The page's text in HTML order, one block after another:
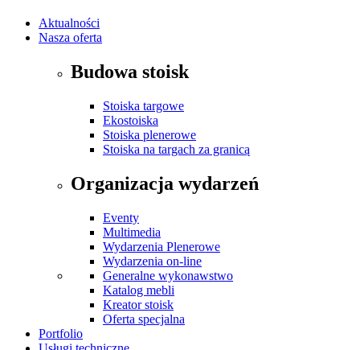
Aktualności
Nasza oferta
Budowa stoisk
Stoiska targowe
Ekostoiska
Stoiska plenerowe
Stoiska na targach za granicą
Organizacja wydarzeń
Eventy
Multimedia
Wydarzenia Plenerowe
Wydarzenia on-line
Generalne wykonawstwo
Katalog mebli
Kreator stoisk
Oferta specjalna
Portfolio